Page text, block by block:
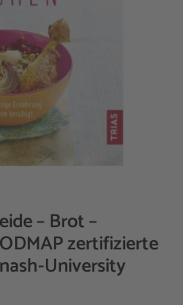
– Brot –
zertifizierte
University